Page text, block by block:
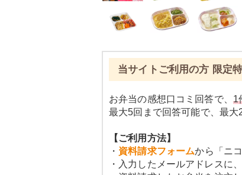
当サイトご利用の方 限定
お弁当の感想口コミ回答で、 1
最大5回まで回答可能で、最大
【ご利用方法】
・ 資料請求フォームから「ニ
・入力したメールアドレスに